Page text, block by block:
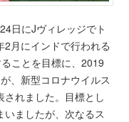
日にJヴィレッジでト
月にインドで行われる
ことを目標に、2019
、新型コロナウイルス
れました。目標とし
ましたが、次なるス